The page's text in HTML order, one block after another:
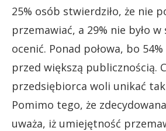
25% osób stwierdziło, że nie
przemawiać, a 29% nie było
ocenić. Ponad połowa, bo
przed większą publicznością.
przedsiębiorca woli unikać
Pomimo tego, że
uważa, iż umiejętność